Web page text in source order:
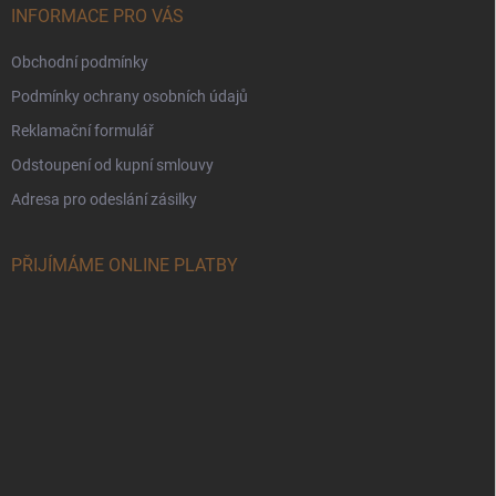
INFORMACE PRO VÁS
Obchodní podmínky
Podmínky ochrany osobních údajů
Reklamační formulář
Odstoupení od kupní smlouvy
Adresa pro odeslání zásilky
PŘIJÍMÁME ONLINE PLATBY